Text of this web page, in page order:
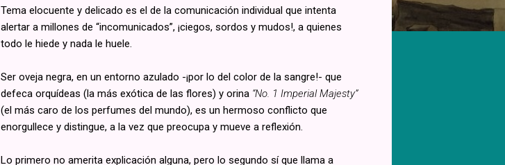
Tema elocuente y delicado es el de la comunicación individual que intenta
alertar a millones de “incomunicados”, ¡ciegos, sordos y mudos!, a quienes
todo le hiede y nada le huele.
Ser oveja negra, en un entorno azulado -¡por lo del color de la sangre!- que
defeca orquídeas (la más exótica de las flores) y orina “No. 1 Imperial Majesty”
(el más caro de los perfumes del mundo), es un hermoso conflicto que
enorgullece y distingue, a la vez que preocupa y mueve a reflexión.
Lo primero no amerita explicación alguna, pero lo segundo sí que llama a